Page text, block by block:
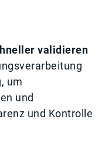
validieren
um
und
und Kontrolle